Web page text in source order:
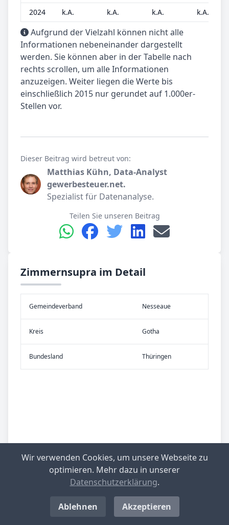
2024
k.A. k.A. k.A. k.A.
Aufgrund der Vielzahl können nicht alle
Informationen nebeneinander dargestellt
werden. Sie können aber in der Tabelle nach
rechts scrollen, um alle Informationen
anzuzeigen. Weiter liegen die Werte bis
einschließlich 2015 nur gerundet auf 1.000er-
Stellen vor.
Dieser Beitrag wird betreut von:
Matthias Kühn, Data-Analyst
gewerbesteuer.net.
Spezialist für Datenanalyse.
Teilen Sie unseren Beitrag
Zimmernsupra im Detail
Gemeinde­verband Nesseaue
Kreis Gotha
Bundes­land Thüringen
Wir verwenden Cookies, um unsere Webseite zu
optimieren. Mehr dazu in unserer
Datenschutzerklärung.
Ablehnen Akzeptieren